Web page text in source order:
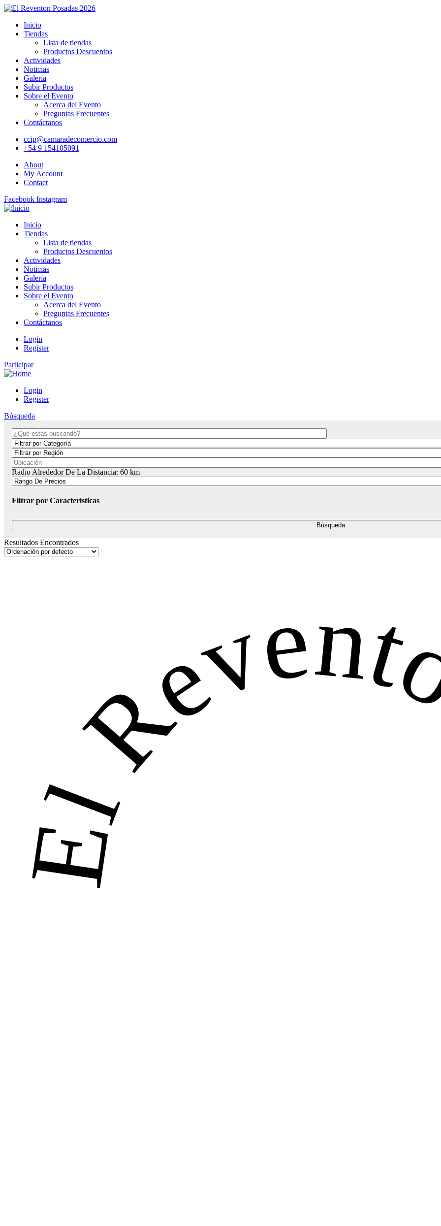
Inicio
Tiendas
Lista de tiendas
Productos Descuentos
Actividades
Noticias
Galería
Subir Productos
Sobre el Evento
Acerca del Evento
Preguntas Frecuentes
Contáctanos
ccip@camaradecomercio.com
+54 9 154105091
About
My Account
Contact
Facebook Instagram
Inicio
Tiendas
Lista de tiendas
Productos Descuentos
Actividades
Noticias
Galería
Subir Productos
Sobre el Evento
Acerca del Evento
Preguntas Frecuentes
Contáctanos
Login
Register
Participar
Login
Register
Búsqueda
Radio Alrededor De La Distancia: 60 km
Filtrar por Características
Resultados Encontrados
El